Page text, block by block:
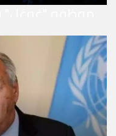
موظفو "غوغل"
التسريح المرتبط